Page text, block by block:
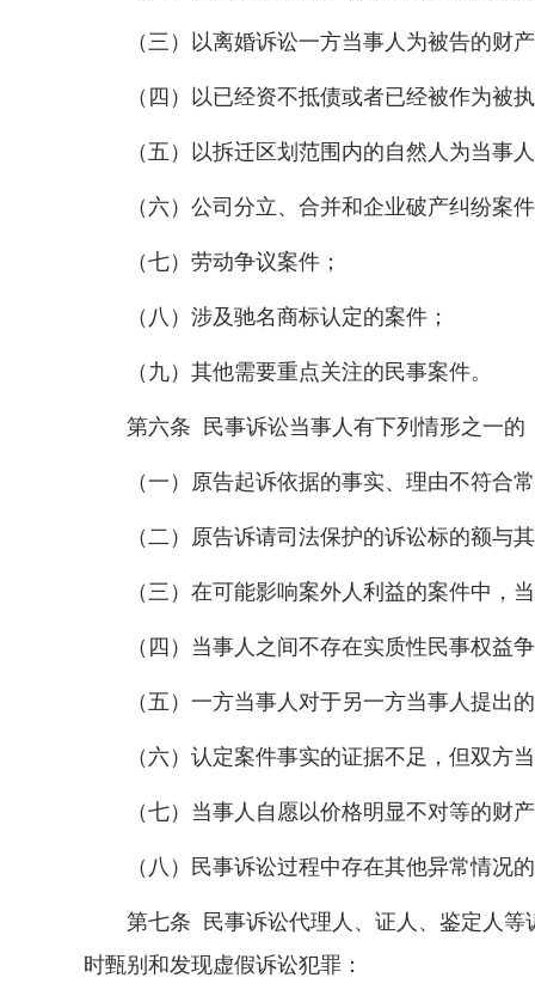
（三）以离婚诉讼一方当事人为被告的财产
（四）以已经资不抵债或者已经被作为被执
（五）以拆迁区划范围内的自然人为当事人
（六）公司分立、合并和企业破产纠纷案
（七）劳动争议案件；
（八）涉及驰名商标认定的案件；
（九）其他需要重点关注的民事案件。
第六条 民事诉讼当事人有下列情形之一的
（一）原告起诉依据的事实、理由不符合常
（二）原告诉请司法保护的诉讼标的额与其
（三）在可能影响案外人利益的案件中，当
（四）当事人之间不存在实质性民事权益争
（五）一方当事人对于另一方当事人提出的
（六）认定案件事实的证据不足，但双方当
（七）当事人自愿以价格明显不对等的财产
（八）民事诉讼过程中存在其他异常情况
第七条 民事诉讼代理人、证人、鉴定人等
时甄别和发现虚假诉讼犯罪：